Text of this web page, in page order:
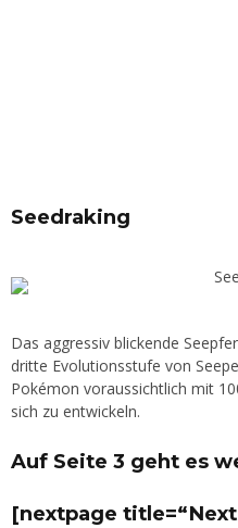
Seedraking
Das aggressiv blickende
dritte Evolutionsstufe von
Pokémon voraussichtlich mit
sich zu entwickeln.
Auf Seite 3 geht es
[nextpage